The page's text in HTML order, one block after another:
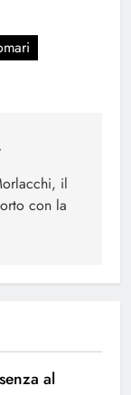
il
con la
al